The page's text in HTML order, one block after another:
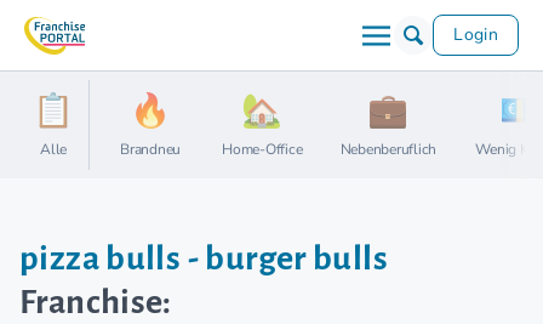
Login
Alle Brandneu Home-Office Nebenberuflich Wenig
pizza bulls - burger bulls
Franchise: